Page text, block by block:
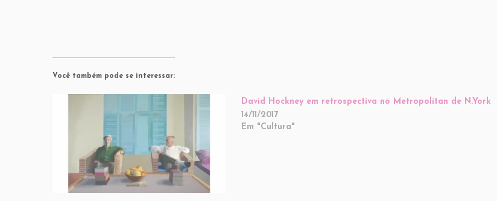
Você também pode se interessar:
David Hockney em retrospectiva no Metropolitan de N.York
14/11/2017
Em "Cultura"